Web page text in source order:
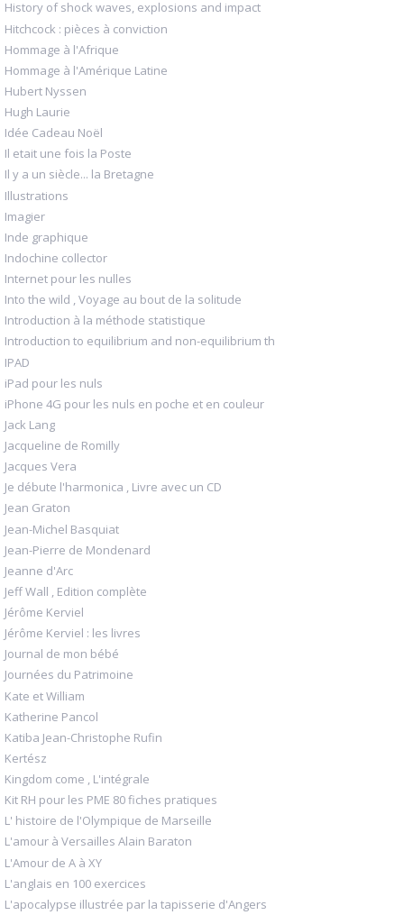
History of shock waves, explosions and impact
Hitchcock : pièces à conviction
Hommage à l'Afrique
Hommage à l'Amérique Latine
Hubert Nyssen
Hugh Laurie
Idée Cadeau Noël
Il etait une fois la Poste
Il y a un siècle... la Bretagne
Illustrations
Imagier
Inde graphique
Indochine collector
Internet pour les nulles
Into the wild , Voyage au bout de la solitude
Introduction à la méthode statistique
Introduction to equilibrium and non-equilibrium th
IPAD
iPad pour les nuls
iPhone 4G pour les nuls en poche et en couleur
Jack Lang
Jacqueline de Romilly
Jacques Vera
Je débute l'harmonica , Livre avec un CD
Jean Graton
Jean-Michel Basquiat
Jean-Pierre de Mondenard
Jeanne d'Arc
Jeff Wall , Edition complète
Jérôme Kerviel
Jérôme Kerviel : les livres
Journal de mon bébé
Journées du Patrimoine
Kate et William
Katherine Pancol
Katiba Jean-Christophe Rufin
Kertész
Kingdom come , L'intégrale
Kit RH pour les PME 80 fiches pratiques
L' histoire de l'Olympique de Marseille
L'amour à Versailles Alain Baraton
L'Amour de A à XY
L'anglais en 100 exercices
L'apocalypse illustrée par la tapisserie d'Angers